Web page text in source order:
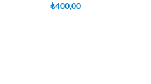
₺400,00